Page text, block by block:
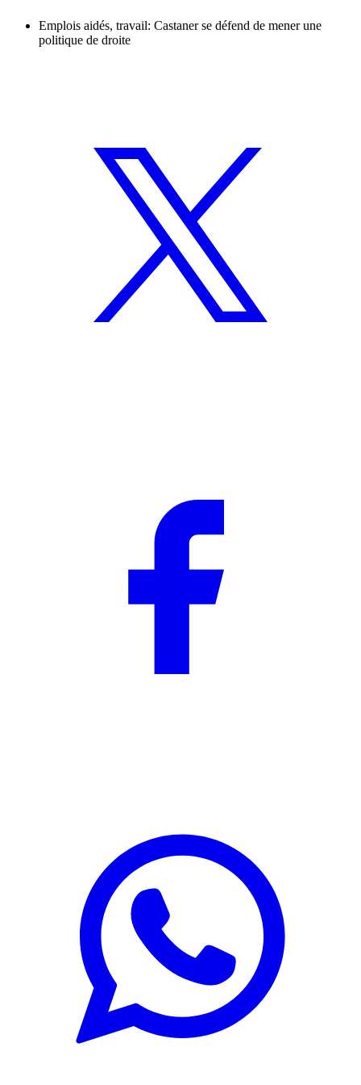
Emplois aidés, travail: Castaner se défend de mener une
politique de droite